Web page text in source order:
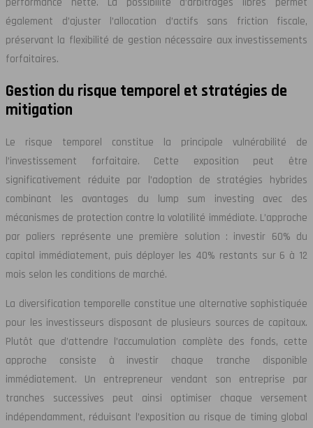
performance nette. La possibilité d’arbitrages libres permet
également d’ajuster l’allocation d’actifs sans friction fiscale,
préservant la flexibilité de gestion nécessaire aux investissements
forfaitaires.
Gestion du risque temporel et stratégies de
mitigation
Le risque temporel constitue la principale vulnérabilité de
l’investissement forfaitaire. Cette exposition peut être
significativement réduite par l’adoption de stratégies hybrides
combinant les avantages du lump sum investing avec des
mécanismes de protection contre la volatilité immédiate. L’approche
par paliers représente une première solution : investir 60% du
capital immédiatement, puis déployer les 40% restants sur 6 à 12
mois selon les conditions de marché.
La diversification temporelle constitue une alternative sophistiquée
pour les investisseurs disposant de plusieurs sources de capitaux.
Plutôt que d’attendre l’accumulation complète des fonds, cette
approche consiste à investir chaque tranche disponible
immédiatement. Un entrepreneur vendant son entreprise par
tranches successives peut ainsi optimiser chaque versement
indépendamment, réduisant l’exposition au risque de timing global